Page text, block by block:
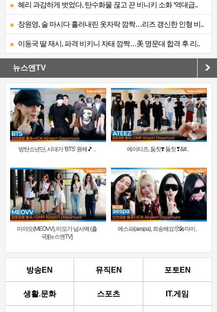
혜리 과감하게 벗었다, 탄수화물 끊고 끈 비니키 소화 ‘역대급..
장원영, 술 마시다 흘러내린 옷자락 깜짝…리즈 갱신한 인형 비..
이동국 딸 재시, 파격 비키니 자태 깜짝…美 명문대 합격 후 리..
뉴스엔TV
방탄소년단, 시대가 ‘BTS’ 원해🎵 .. 에이티즈, 둠칫❣️ 둠칫❣&#..
미야오(MEOVV), 미모가 넘사벽 (출
국)[뉴스엔TV]
에스파(aespa), 죄송해요🥺🎤마이..
방송EN 뮤직EN 포토EN
생활.문화 스포츠 IT.게임